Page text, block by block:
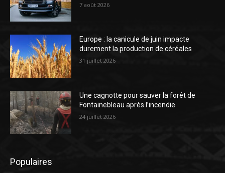
7 août 2026
Europe : la canicule de juin impacte
durement la production de céréales
31 juillet 2026
Une cagnotte pour sauver la forêt de
Fontainebleau après l’incendie
24 juillet 2026
Populaires